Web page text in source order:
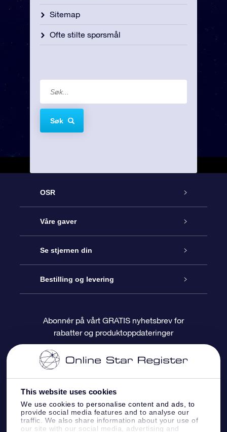
This website uses cookies
We use cookies to personalise content and ads, to
provide social media features and to analyse our
traffic. We also share information about your use of
our site with our social media, advertising and
Sitemap
Ofte stilte spørsmål
Søk
OSR
Kundeservice
Kontakt oss
Bloggen
Anmeldelser
Våre gaver
Online Stjernegave
OSR Gavepakke
OSR-gavekortet
Bedriftsgaver
Se stjernen din
Star Register
Pesontilpasset stjerneside
One Million Stars
OSR Starsaver
Fly me to the Stars VR-app
Bestilling og levering
Betalingsinformasjon
Fraktinformasjon
Returpolicy
Stjernebildene
Abonnér på vårt GRATIS nyhetsbrev for
rabatter og produktoppdateringer